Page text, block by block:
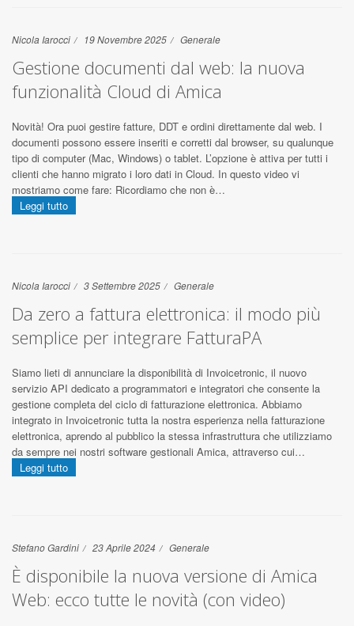
Nicola Iarocci 19 Novembre 2025 Generale
Gestione documenti dal web: la nuova
funzionalità Cloud di Amica
Novità! Ora puoi gestire fatture, DDT e ordini direttamente dal web. I
documenti possono essere inseriti e corretti dal browser, su qualunque
tipo di computer (Mac, Windows) o tablet. L’opzione è attiva per tutti i
clienti che hanno migrato i loro dati in Cloud. In questo video vi
mostriamo come fare: Ricordiamo che non è…
Leggi tutto
Nicola Iarocci 3 Settembre 2025 Generale
Da zero a fattura elettronica: il modo più
semplice per integrare FatturaPA
Siamo lieti di annunciare la disponibilità di Invoicetronic, il nuovo
servizio API dedicato a programmatori e integratori che consente la
gestione completa del ciclo di fatturazione elettronica. Abbiamo
integrato in Invoicetronic tutta la nostra esperienza nella fatturazione
elettronica, aprendo al pubblico la stessa infrastruttura che utilizziamo
da sempre nei nostri software gestionali Amica, attraverso cui…
Leggi tutto
Stefano Gardini 23 Aprile 2024 Generale
È disponibile la nuova versione di Amica
Web: ecco tutte le novità (con video)